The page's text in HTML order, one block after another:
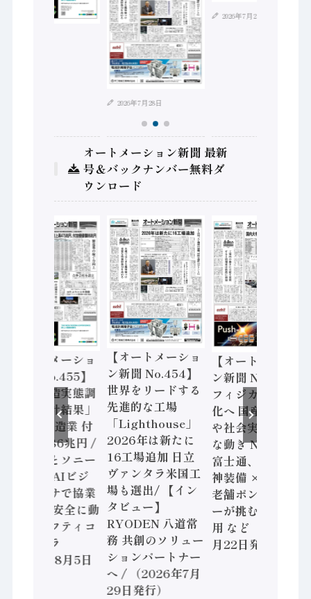
2026年7月28日
2026年7月21日
オートメーション新聞 最新
号＆バックナンバー無料ダ
ウンロード
【オートメーショ
ン新聞 No.455】
「経済構造実態調
査二次集計結果」
2024年製造業 付
加価値額86兆円 /
三菱電機とソニー
セミコン AIビジ
ョンセンサで協業
/ IDEC、安全に動
かすセーフティコ
ントローラ
（2026年8月5日
【オートメーショ
ン新聞 No.454】
世界をリードする
先進的な工場
「Lighthouse」
2026年は新たに
16工場追加 日立
ヴァンタラ米国工
場も選出/ 【イン
タビュー】
RYODEN 八道常
務 共創のソリュー
ションパートナー
へ / （2026年7月
29日発行）
【オートメーショ
ン新聞 No.453】
フィジカルAI本格
化へ 国産AI開発
や社会実装に活発
な動き Noetra、
富士通、日立 / 兵
神装備 × HMS、
老舗ポンプメーカ
ーが挑むデータ活
用 など（2026年7
月22日発行）